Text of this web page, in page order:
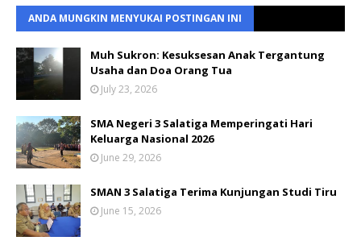
ANDA MUNGKIN MENYUKAI POSTINGAN INI
Muh Sukron: Kesuksesan Anak Tergantung
Usaha dan Doa Orang Tua
July 23, 2026
SMA Negeri 3 Salatiga Memperingati Hari
Keluarga Nasional 2026
June 29, 2026
SMAN 3 Salatiga Terima Kunjungan Studi Tiru
June 15, 2026